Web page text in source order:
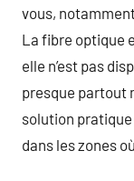
vous,
La fibre optique
elle n’est pas
presque partout
solution
dans les zones